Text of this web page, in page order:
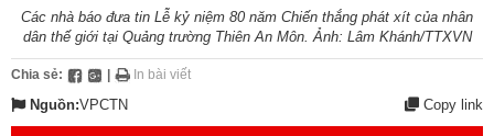
Các nhà báo đưa tin Lễ kỷ niệm 80 năm Chiến thắng phát xít của nhân
dân thế giới tại Quảng trường Thiên An Môn. Ảnh: Lâm Khánh/TTXVN
Chia sẻ: In bài viết
Nguồn:VPCTN Copy link